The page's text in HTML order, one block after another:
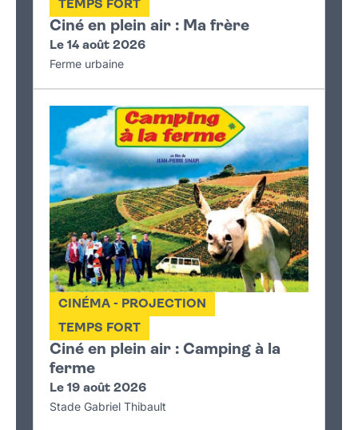
Ciné en plein air : Ma frère
TEMPS FORT
Le 14 août 2026
Ferme urbaine
Ciné en plein air : Camping à la
ferme
CINÉMA - PROJECTION
TEMPS FORT
Le 19 août 2026
Stade Gabriel Thibault